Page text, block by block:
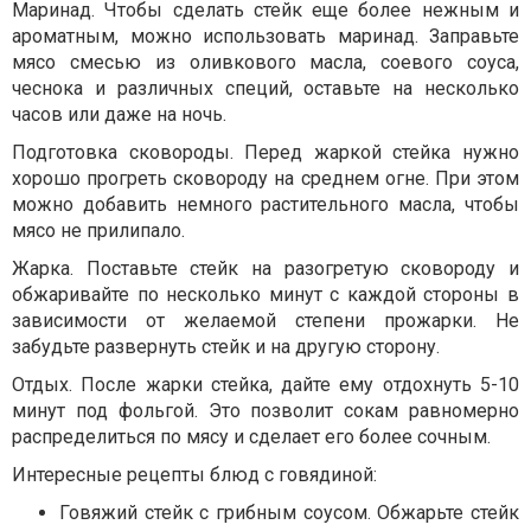
Маринад. Чтобы сделать стейк еще более нежным и
ароматным, можно использовать маринад. Заправьте
мясо смесью из оливкового масла, соевого соуса,
чеснока и различных специй, оставьте на несколько
часов или даже на ночь.
Подготовка сковороды. Перед жаркой стейка нужно
хорошо прогреть сковороду на среднем огне. При этом
можно добавить немного растительного масла, чтобы
мясо не прилипало.
Жарка. Поставьте стейк на разогретую сковороду и
обжаривайте по несколько минут с каждой стороны в
зависимости от желаемой степени прожарки. Не
забудьте развернуть стейк и на другую сторону.
Отдых. После жарки стейка, дайте ему отдохнуть 5-10
минут под фольгой. Это позволит сокам равномерно
распределиться по мясу и сделает его более сочным.
Интересные рецепты блюд с говядиной:
Говяжий стейк с грибным соусом. Обжарьте стейк